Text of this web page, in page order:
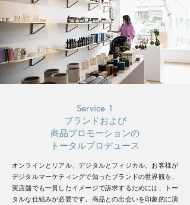
Service 1
ブランドおよび
商品プロモーションの
トータルプロデュース
オンラインとリアル、デジタルとフィジカル。お客様が
デジタルマーケティングで知ったブランドの世界観を、
実店舗でも一貫したイメージで訴求するためには、トー
タルな仕組みが必要です。商品との出会いを印象的に演